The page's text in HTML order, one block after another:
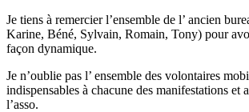
Je tiens à remercier l’ensemble de l’ ancien
Karine, Béné, Sylvain, Romain, Tony) pour
façon dynamique.
Je n’oublie pas l’ ensemble des volontaires
indispensables à chacune des manifestations et
l’asso.